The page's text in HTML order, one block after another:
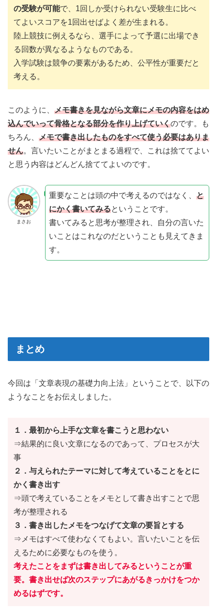
の受験が可能で、1回しか受けられない受験生に比べ
てよいスコアを1回出せばよく差が生まれる。
陸上競技に例えるなら、選手によって予選に出場でき
る回数が異なるようなものである。
入学試験は競争の要素があるため、公平性が重要だと
考える。
このように、 メモ書きを見ながら文章にメモの内容をはめ
込んでいって骨格となる部分を作り上げていくのです。も
ちろん、 メモで書き出したものをすべて使う必要はありま
せん。言いたいことがまとまる過程で、これは捨ててよい
と思う内容はどんどん捨ててよいのです。
まさお
重要なことは頭の中で考えるのではなく、 と
にかく書いてみるということです。
書いてみると思考が整理され、自分の言いた
いことはこれなのだということも見えてきま
す。
まとめ
今回は「文章表現の基礎力向上法」ということで、以下の
ようなことをお伝えしました。
１．最初から上手な文章を書こうと思わない
⇒結果的に良い文章になるのであって、プロセスが大
事
２．与えられたテーマに対して考えていることをとに
かく書き出す
⇒頭で考えていることをメモとして書き出すことで思
考が整理される
３．書き出したメモをつなげて文章の要旨とする
⇒メモはすべて使わなくてもよい。言いたいことを伝
えるために必要なものを使う。
考えたことをまずは書き出してみるということが重
要。書き出せば次のステップにあがるきっかけをつか
めるはずです。